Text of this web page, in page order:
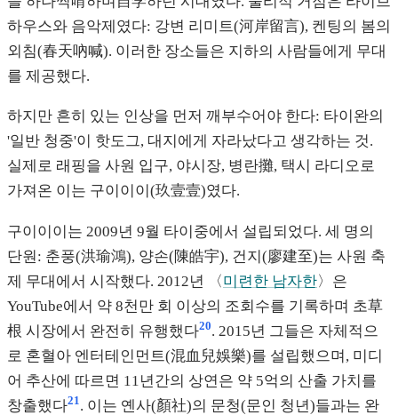
하우스와 음악제였다: 강변 리미트(河岸留言), 켄팅의 봄의
외침(春天吶喊). 이러한 장소들은 지하의 사람들에게 무대
를 제공했다.
하지만 흔히 있는 인상을 먼저 깨부수어야 한다: 타이완의
'일반 청중'이 핫도그, 대지에게 자라났다고 생각하는 것.
실제로 래핑을 사원 입구, 야시장, 병란攤, 택시 라디오로
가져온 이는 구이이이(玖壹壹)였다.
구이이이는 2009년 9월 타이중에서 설립되었다. 세 명의
단원: 춘풍(洪瑜鴻), 양손(陳皓宇), 건지(廖建至)는 사원 축
제 무대에서 시작했다. 2012년 〈미련한 남자한〉은
YouTube에서 약 8천만 회 이상의 조회수를 기록하며 초草
根 시장에서 완전히 유행했다20. 2015년 그들은 자체적으
로 혼혈아 엔터테인먼트(混血兒娛樂)를 설립했으며, 미디
어 추산에 따르면 11년간의 상연은 약 5억의 산출 가치를
창출했다21. 이는 옌사(顏社)의 문청(문인 청년)들과는 완